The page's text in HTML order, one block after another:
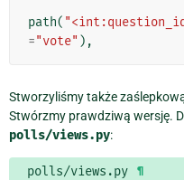
path(
="vote" ),
Stworzyliśmy także
Stwórzmy prawdziwą wersję.
polls/views.py:
polls/views.py ¶